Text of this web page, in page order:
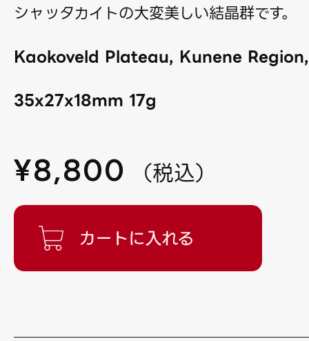
シャッタカイトの大変美しい結晶群です。
Kaokoveld Plateau, Kunene
35x27x18mm 17g
¥8,800 （税込）